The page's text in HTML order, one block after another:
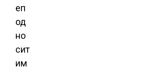
еп
од
но
сит
им